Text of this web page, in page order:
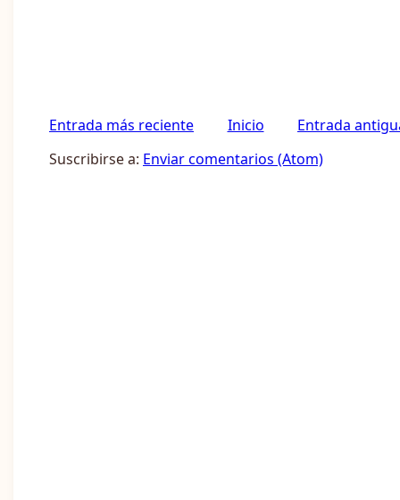
Entrada más reciente Entrada
Inicio
Suscribirse a: Enviar comentarios (Atom)